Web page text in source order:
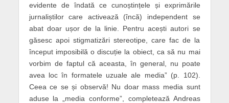
evidente de îndată ce cunoștințele și exprimările
jurnaliștilor care activează (încă) independent se
abat doar ușor de la linie. Pentru acești autori se
găsesc apoi stigmatizări stereotipe, care fac de la
început imposibilă o discuție la obiect, ca să nu mai
vorbim de faptul că aceasta, în general, nu poate
avea loc în formatele uzuale ale media” (p. 102).
Ceea ce se și observă! Nu doar mass media sunt
aduse la „media conforme”, completează Andreas